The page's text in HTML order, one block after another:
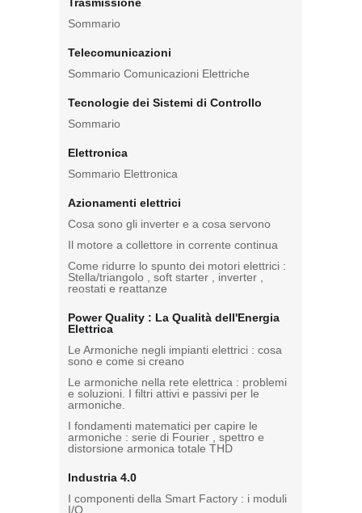
Sommario
Telecomunicazioni
Sommario Comunicazioni Elettriche
Tecnologie dei Sistemi di Controllo
Sommario
Elettronica
Sommario Elettronica
Azionamenti elettrici
Cosa sono gli inverter e a cosa servono
Il motore a collettore in corrente continua
Come ridurre lo spunto dei motori elettrici :
Stella/triangolo , soft starter , inverter ,
reostati e reattanze
Power Quality : La Qualità dell'Energia
Elettrica
Le Armoniche negli impianti elettrici : cosa
sono e come si creano
Le armoniche nella rete elettrica : problemi
e soluzioni. I filtri attivi e passivi per le
armoniche.
I fondamenti matematici per capire le
armoniche : serie di Fourier , spettro e
distorsione armonica totale THD
Industria 4.0
I componenti della Smart Factory : i moduli
I/O